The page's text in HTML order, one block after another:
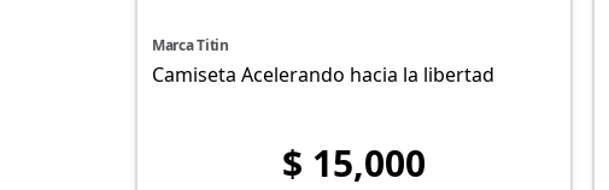
Marca Titin
Camiseta Acelerando hacia la libertad
$ 15,000